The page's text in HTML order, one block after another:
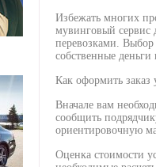
Избежать многих
мувинговый сервис
перевозками.
собственные деньги
Как оформить заказ
Вначале вам
сообщить
ориентировочную
Оценка стоимости